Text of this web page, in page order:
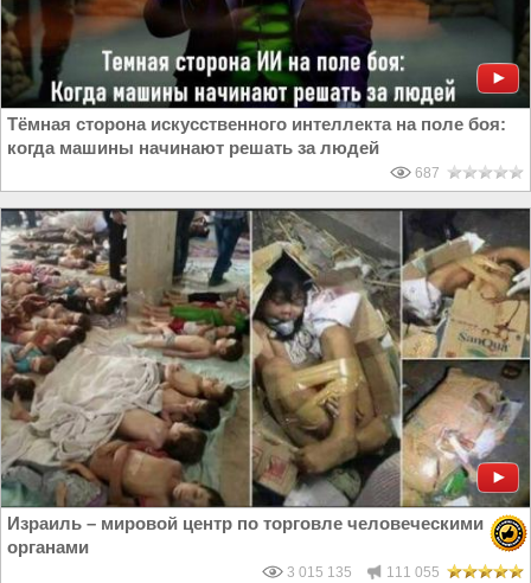
Тёмная сторона искусственного интеллекта на поле боя:
когда машины начинают решать за людей
687
Израиль – мировой центр по торговле человеческими
органами
3 015 135 111 055